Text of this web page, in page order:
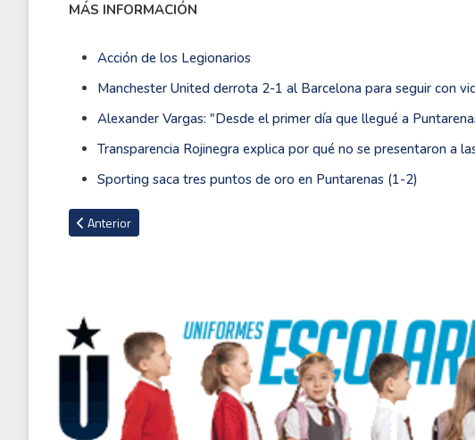
MÁS INFORMACIÓN
Acción de los Legionarios
Manchester United derrota 2-1 al Barcelona para seguir con
Alexander Vargas: "Desde el primer día que llegué a
Transparencia Rojinegra explica por qué no se presentaron a
Sporting saca tres puntos de oro en Puntarenas (1-2)
Artículo anterior: Puntarenas anuncia la salida de Alexander Vargas
Anterior